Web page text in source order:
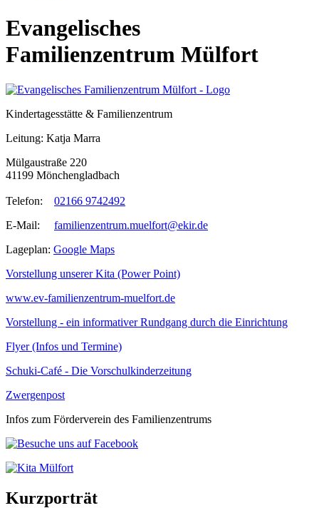
Evangelisches
Familienzentrum Mülfort
Kindertagesstätte & Familienzentrum
Leitung: Katja Marra
Mülgaustraße 220
41199 Mönchengladbach
Telefon: 02166 9742492
E-Mail: familienzentrum.muelfort@ekir.de
Lageplan: Google Maps
Vorstellung unserer Kita (Power Point)
www.ev-familienzentrum-muelfort.de
Vorstellung - ein informativer Rundgang durch die Einrichtung
Flyer (Infos und Termine)
Schuki-Café - Die Vorschulkinderzeitung
Zwergenpost
Infos zum Förderverein des Familienzentrums
Kurzporträt